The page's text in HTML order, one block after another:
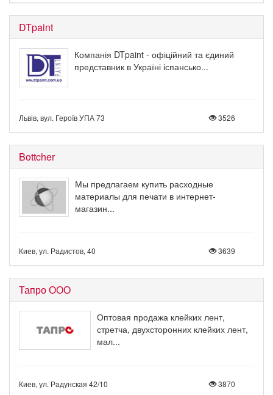
DTpaint
Компанія DTpaint - офіційний та єдиний
представник в Україні іспансько...
Львів, вул. Героїв УПА 73 3526
Bottcher
Мы предлагаем купить расходные
материалы для печати в интернет-
магазин...
Киев, ул. Радистов, 40 3639
Тапро ООО
Оптовая продажа клейких лент,
стретча, двухсторонних клейких лент,
мал...
Киев, ул. Радунская 42/10 3870